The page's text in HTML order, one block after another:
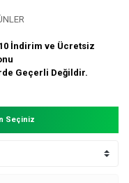
İndirim ve Ücretsiz
Geçerli Değildir.
Seçiniz